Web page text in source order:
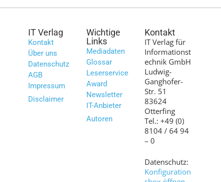
IT Verlag
Kontakt
Über uns
Datenschutz
AGB
Impressum
Disclaimer
Wichtige
Links
Mediadaten
Glossar
Leserservice
Award
Newsletter
IT-Anbieter
Autoren
Kontakt
IT Verlag für
Informationst
echnik GmbH
Ludwig-
Ganghofer-
Str. 51
83624
Otterfing
Tel.: +49 (0)
8104 / 64 94
– 0
Datenschutz:
Konfiguration